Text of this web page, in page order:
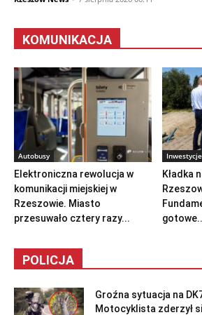
KOMUNIKACJA
Autobusy
Elektroniczna rewolucja w
komunikacji miejskiej w
Rzeszowie. Miasto
przesuwało cztery razy...
Inwestycje
Kładka
POLICJA
Groźna sytuacja na
Motocyklista zderzył